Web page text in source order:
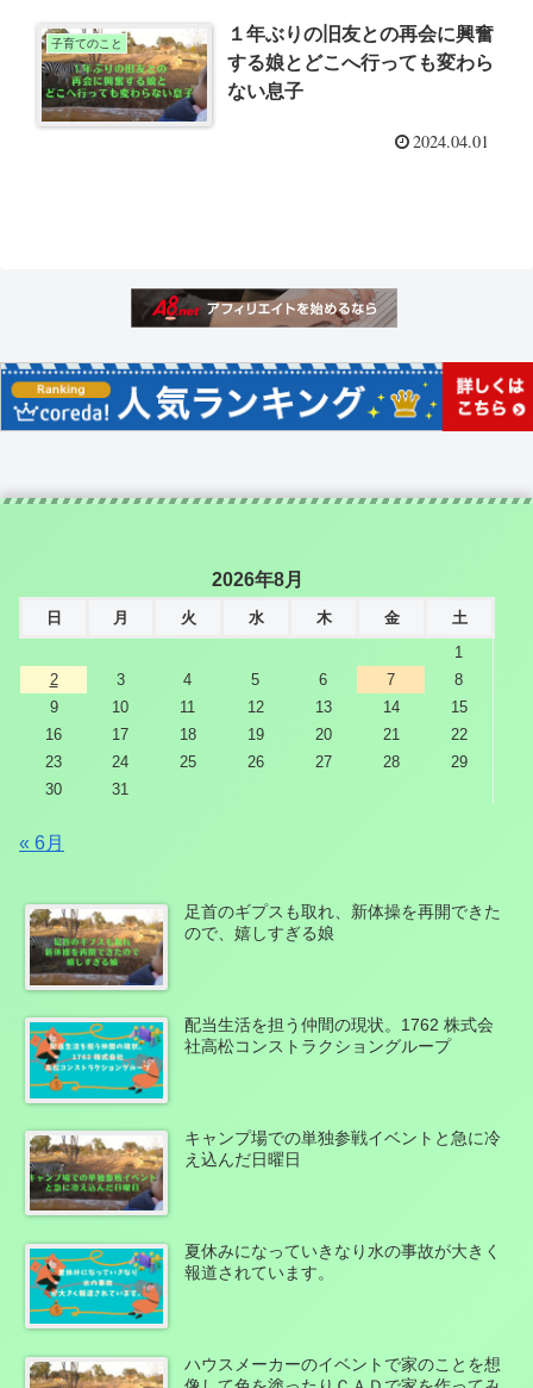
子育てのこと
１年ぶりの旧友との再会に興奮
する娘とどこへ行っても変わら
ない息子
2024.04.01
2026年8月
日 月 火 水 木 金
土
1
2
3 4 5 6 7
8
9
10 11 12 13 14
15
16
17 18 19 20 21
22
23
24 25 26 27 28
29
30
31
« 6月
足首のギプスも取れ、新体操を再開できた
ので、嬉しすぎる娘
配当生活を担う仲間の現状。1762 株式会
社高松コンストラクショングループ
キャンプ場での単独参戦イベントと急に冷
え込んだ日曜日
夏休みになっていきなり水の事故が大きく
報道されています。
ハウスメーカーのイベントで家のことを想